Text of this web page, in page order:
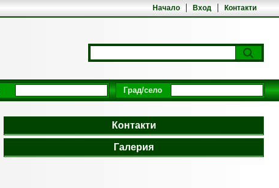
Начало Вход Контакти
Град/село
Контакти
Галерия